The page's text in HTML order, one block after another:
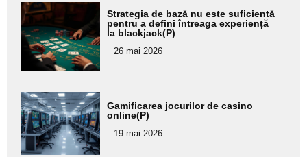
Adaugă
aici textul
pentru
subtitlu
Strategia de bază nu este suficientă
pentru a defini întreaga experiență
la blackjack(P)
26 mai 2026
Adaugă
aici textul
pentru
subtitlu
Gamificarea jocurilor de casino
online(P)
19 mai 2026